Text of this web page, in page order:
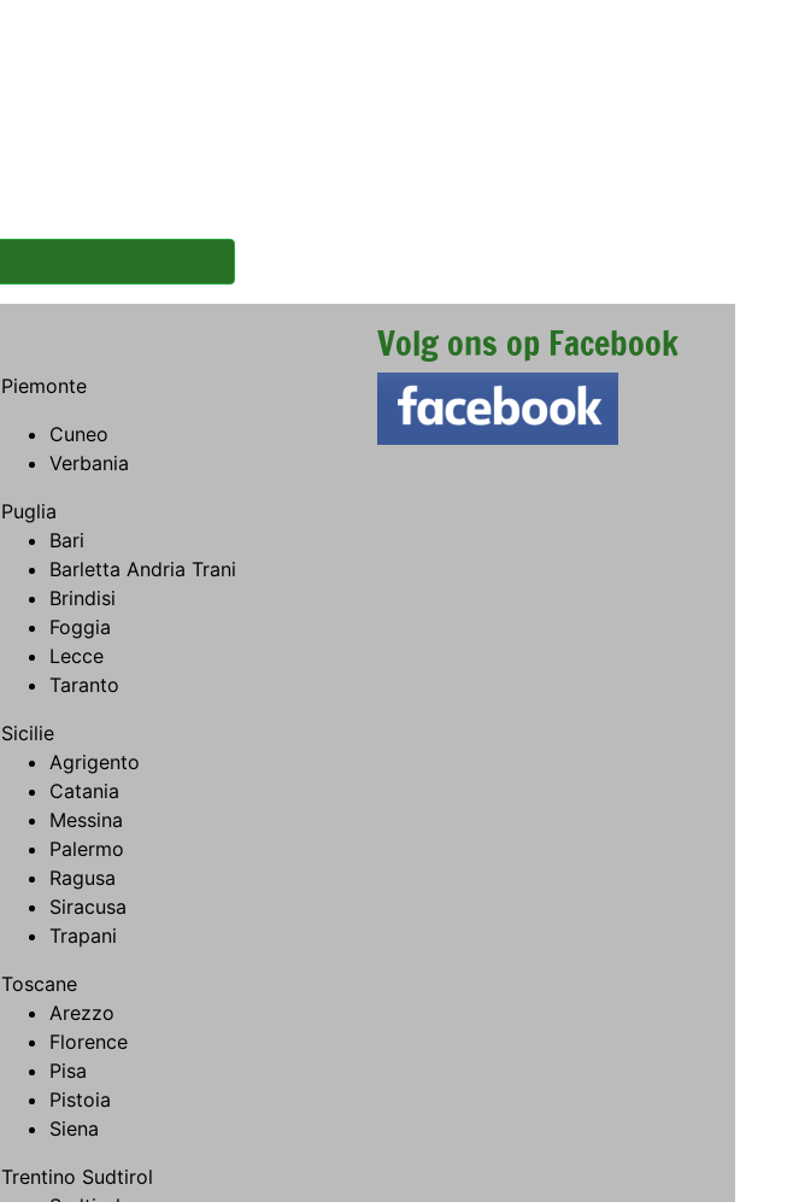
Piemonte
Cuneo
Verbania
Puglia
Bari
Barletta Andria Trani
Brindisi
Foggia
Lecce
Taranto
Sicilie
Agrigento
Catania
Messina
Palermo
Ragusa
Siracusa
Trapani
Toscane
Arezzo
Florence
Pisa
Pistoia
Siena
Trentino Sudtirol
Volg ons op Facebook